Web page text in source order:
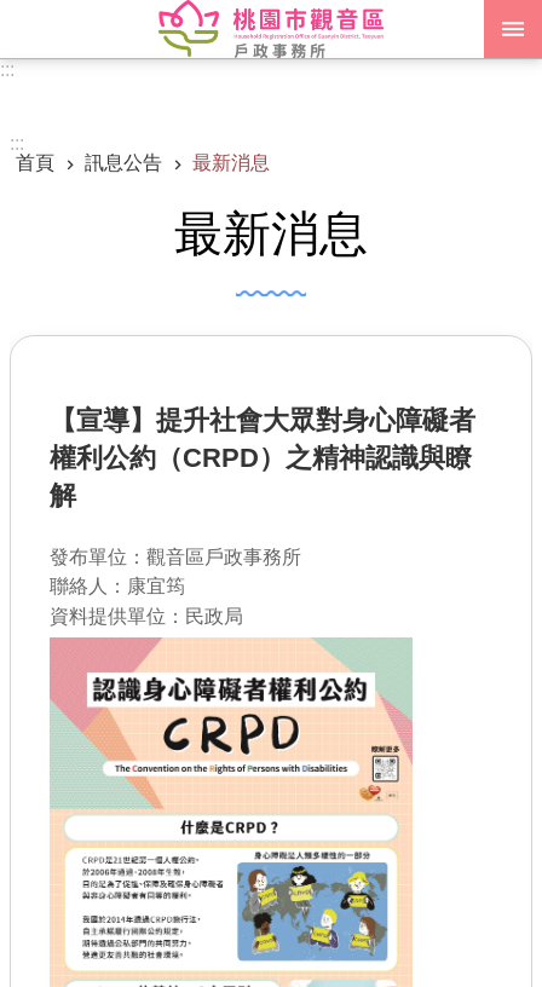
跳到主要內容區塊
業務資訊
機關通訊錄
政府資訊公開
書表下載
門牌查詢
網站導覽
市政信箱
常見問題
English
桃園市政府
隱私權政策
:::
:::
首頁
訊息公告 最新消息
最新消息
【宣導】提升社會大眾對身心障礙者
權利公約（CRPD）之精神認識與瞭
解
發布單位：觀音區戶政事務所
聯絡人：康宜筠
資料提供單位：民政局